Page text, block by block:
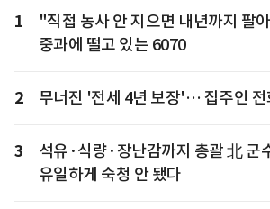
1
"직접 농사 안 지으면 내년까지 팔
중과에 떨고 있는 6070
2 무너진 '전세 4년 보장'… 집주인 전
3
석유·식량·장난감까지 총괄 北 군
유일하게 숙청 안 됐다